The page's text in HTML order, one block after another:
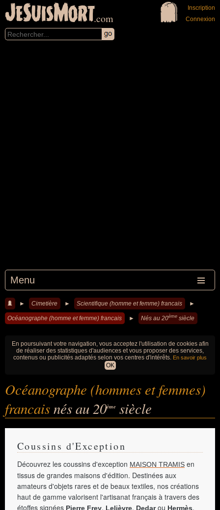
JeSuisMort.com
Menu
Inscription
Connexion
► Cimetière ► Scientifique (homme et femme) francais ►
Océanographe (homme et femme) francais ► Nés au 20ème siècle
En poursuivant votre navigation, vous acceptez l'utilisation de cookies afin
de réaliser des statistiques d'audiences et vous proposer des services,
contenus ou publicités adaptés selon vos centres d'intérêts. En savoir plus
OK
Océanographe (hommes et femmes)
francaisnés au 20ème siècle
Coussins d'Exception
Découvrez les coussins d'exception MAISON TRAMIS en
tissus de grandes maisons d'édition. Destinées aux
amateurs d'objets rares et de beaux textiles, nos créations
haut de gamme valorisent l'artisanat français à travers des
étoffes signées Pierre Frey, Lelièvre, Dedarou Hermès.